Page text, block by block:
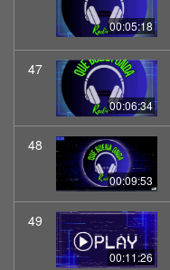
00:05:18
47
00:06:34
48
00:09:53
49
00:11:26